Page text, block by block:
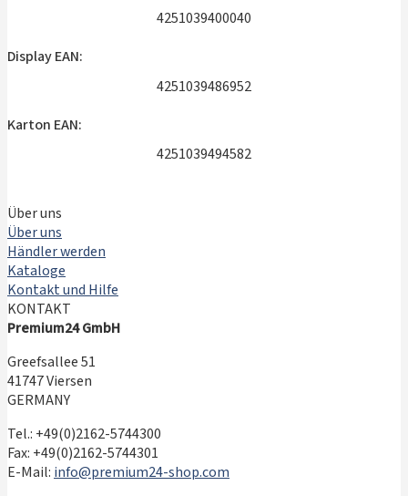
4251039400040
Display EAN:
4251039486952
Karton EAN:
4251039494582
Über uns
Über uns
Händler werden
Kataloge
Kontakt und Hilfe
KONTAKT
Premium24 GmbH
Greefsallee 51
41747 Viersen
GERMANY
Tel.: +49(0)2162-5744300
Fax: +49(0)2162-5744301
E-Mail: info@premium24-shop.com